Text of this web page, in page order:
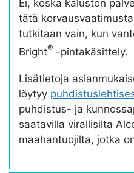
Ei, koska kaluston
tätä
tutkitaan vain, kun
Bright® -pintakäsittely.
Lisätietoja
löytyy
puhdistus- ja
saatavilla virallisilta
maahantuojilta, jotka